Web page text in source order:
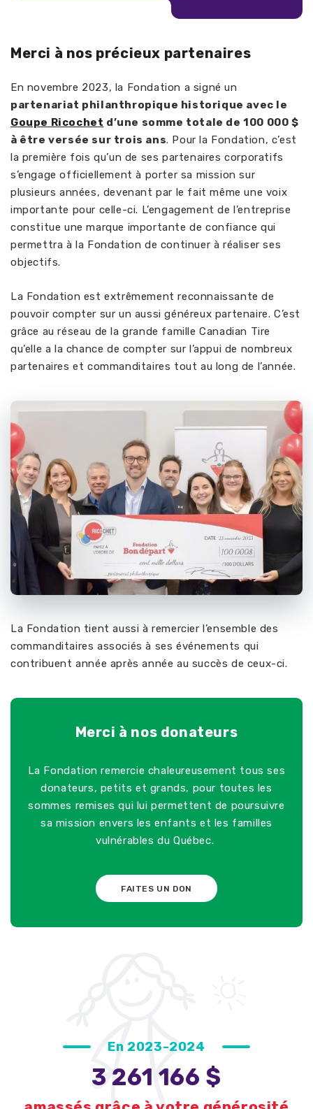
Merci à nos précieux partenaires
En novembre 2023, la Fondation a signé un
partenariat philanthropique historique avec le
Goupe Ricochet d’une somme totale de 100 000 $
à être versée sur trois ans. Pour la Fondation, c’est
la première fois qu’un de ses partenaires corporatifs
s’engage officiellement à porter sa mission sur
plusieurs années, devenant par le fait même une voix
importante pour celle-ci. L’engagement de l’entreprise
constitue une marque importante de confiance qui
permettra à la Fondation de continuer à réaliser ses
objectifs.
La Fondation est extrêmement reconnaissante de
pouvoir compter sur un aussi généreux partenaire. C’est
grâce au réseau de la grande famille Canadian Tire
qu’elle a la chance de compter sur l’appui de nombreux
partenaires et commanditaires tout au long de l’année.
La Fondation tient aussi à remercier l’ensemble des
commanditaires associés à ses événements qui
contribuent année après année au succès de ceux-ci.
Merci à nos donateurs
La Fondation remercie chaleureusement tous ses
donateurs, petits et grands, pour toutes les
sommes remises qui lui permettent de poursuivre
sa mission envers les enfants et les familles
vulnérables du Québec.
FAITES UN DON
En 2023-2024
3 261 166 $